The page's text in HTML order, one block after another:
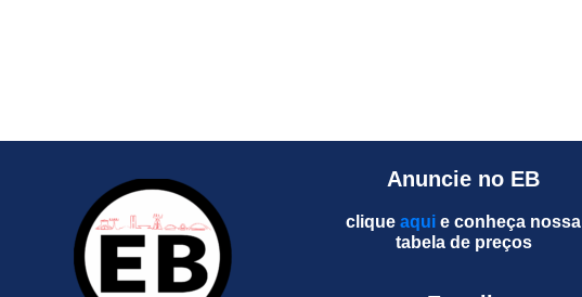
Anuncie no EB
clique aqui e conheça nossa
tabela de preços